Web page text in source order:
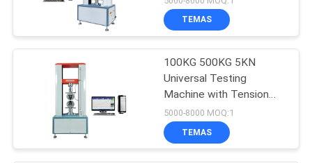
Metal Dedektör
Makinesi
Max Load and High
Accuracy
TEMAS
100KG 500KG 5KN
Universal Testing
Machine with Tension
Compression Peel
Strength and
Customizable Load
5000-8000 MOQ:1
TEMAS